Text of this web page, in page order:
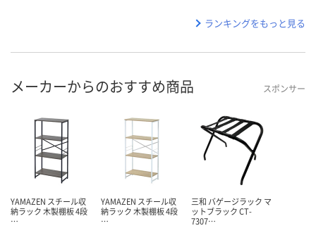
ランキングをもっと見る
メーカーからのおすすめ商品 スポンサー
YAMAZEN スチール収
納ラック 木製棚板 4段
…
YAMAZEN スチール収
納ラック 木製棚板 4段
…
三和 バゲージラック マ
ットブラック CT-
7307…